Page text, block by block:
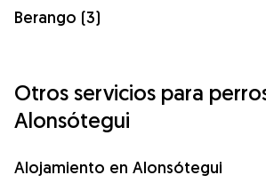
Berango (3)
Otros servicios para
Alonsótegui
Alojamiento en Alonsótegui